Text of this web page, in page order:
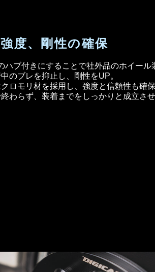
度、剛性の確保
ブ付きにすることで社外品のホイール
のブレを抑止し、剛性をUP。
ロモリ材を採用し、強度と信頼性も確保
わらず、装着までをしっかりと成立させ